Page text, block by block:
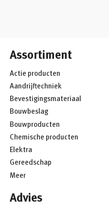
Assortiment
Actie producten
Aandrijftechniek
Bevestigingsmateriaal
Bouwbeslag
Bouwproducten
Chemische producten
Elektra
Gereedschap
Meer
Advies